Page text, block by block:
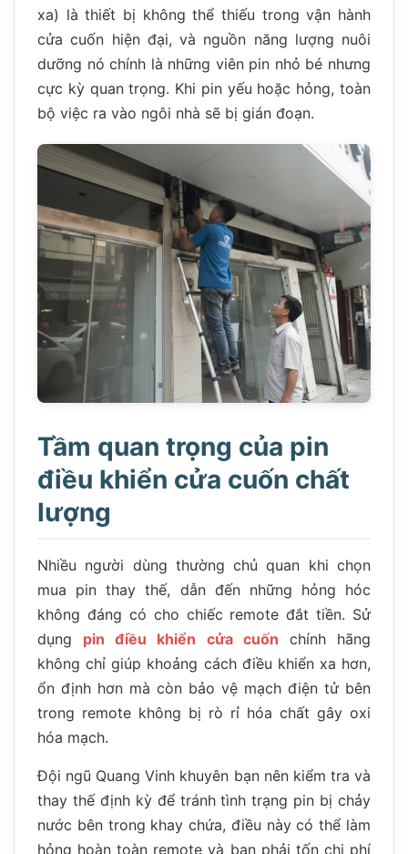
xa) là thiết bị không thể thiếu trong vận hành
cửa cuốn hiện đại, và nguồn năng lượng nuôi
dưỡng nó chính là những viên pin nhỏ bé nhưng
cực kỳ quan trọng. Khi pin yếu hoặc hỏng, toàn
bộ việc ra vào ngôi nhà sẽ bị gián đoạn.
Tầm quan trọng của pin
điều khiển cửa cuốn chất
lượng
Nhiều người dùng thường chủ quan khi chọn
mua pin thay thế, dẫn đến những hỏng hóc
không đáng có cho chiếc remote đắt tiền. Sử
dụng pin điều khiển cửa cuốn chính hãng
không chỉ giúp khoảng cách điều khiển xa hơn,
ổn định hơn mà còn bảo vệ mạch điện tử bên
trong remote không bị rò rỉ hóa chất gây oxi
hóa mạch.
Đội ngũ Quang Vinh khuyên bạn nên kiểm tra và
thay thế định kỳ để tránh tình trạng pin bị chảy
nước bên trong khay chứa, điều này có thể làm
hỏng hoàn toàn remote và bạn phải tốn chi phí